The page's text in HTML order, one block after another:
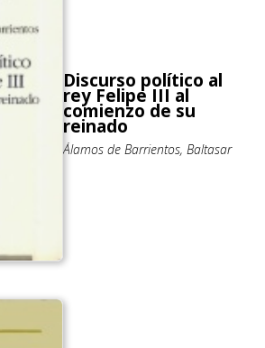
Discurso político al
rey Felipe III al
comienzo de su
reinado
Álamos de Barrientos, Baltasar